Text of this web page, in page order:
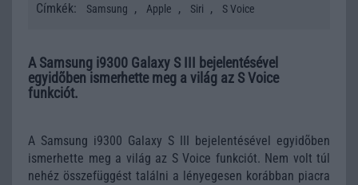
Címkék:
Samsung , Apple , Siri , S Voice
A Samsung i9300 Galaxy S III bejelentésével
egyidõben ismerhette meg a világ az S Voice
funkciót.
A Samsung i9300 Galaxy S III bejelentésével egyidõben
ismerhette meg a világ az S Voice funkciót. Nem volt túl
nehéz összefüggést találni a lényegesen korábban piacra